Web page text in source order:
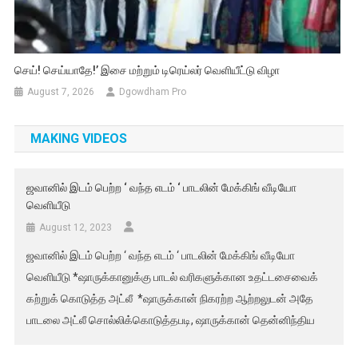
செய்! செய்யாதே!’ இசை மற்றும் டிரெய்லர் வெளியீட்டு விழா
August 7, 2026 Dgowdham Pro
MAKING VIDEOS
ஜவானில் இடம் பெற்ற ‘ வந்த எடம் ‘ பாடலின் மேக்கிங் வீடியோ
வெளியீடு
August 12, 2023
ஜவானில் இடம் பெற்ற ‘ வந்த எடம் ‘ பாடலின் மேக்கிங் வீடியோ
வெளியீடு *ஷாருக்கானுக்கு பாடல் வரிகளுக்கான உதட்டசைவைக்
கற்றுக் கொடுத்த அட்லீ *ஷாருக்கான் நிகரற்ற ஆற்றலுடன் அதே
பாடலை அட்லீ சொல்லிக்கொடுத்தபடி, ஷாருக்கான் தென்னிந்திய